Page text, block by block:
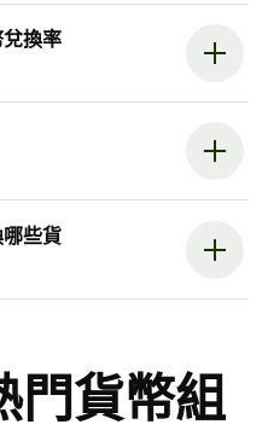
換率
些貨
門貨幣組